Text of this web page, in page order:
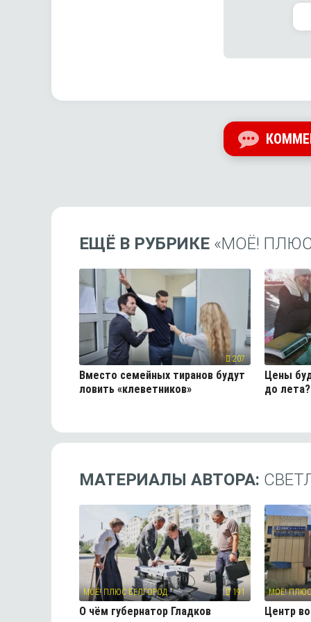
ЕЩЁ В РУБРИКЕ «МОЁ!
207
Вместо семейных тиранов будут
ловить «клеветников»
Цены
до лета?
МАТЕРИАЛЫ АВТОРА:
МОЁ! ПЛЮС БЕЛГОРОД 191
О чём губернатор Гладков
МОЁ!
Центр